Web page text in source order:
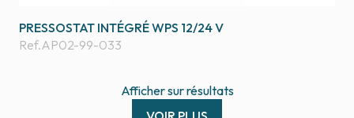
PRESSOSTAT INTÉGRÉ WPS 12/24 V
Ref.AP02-99-033
Affichersurrésultats